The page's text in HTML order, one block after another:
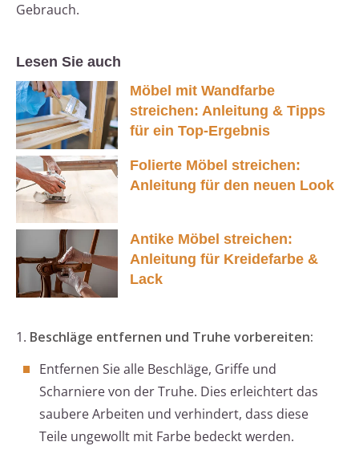
Gebrauch.
Lesen Sie auch
Möbel mit Wandfarbe
streichen: Anleitung & Tipps
für ein Top-Ergebnis
Folierte Möbel streichen:
Anleitung für den neuen Look
Antike Möbel streichen:
Anleitung für Kreidefarbe &
Lack
1. Beschläge entfernen und Truhe vorbereiten:
Entfernen Sie alle Beschläge, Griffe und
Scharniere von der Truhe. Dies erleichtert das
saubere Arbeiten und verhindert, dass diese
Teile ungewollt mit Farbe bedeckt werden.